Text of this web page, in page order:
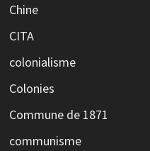
Chine
CITA
colonialisme
Colonies
Commune de 1871
communisme